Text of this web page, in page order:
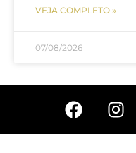
VEJA COMPLETO »
07/08/2026